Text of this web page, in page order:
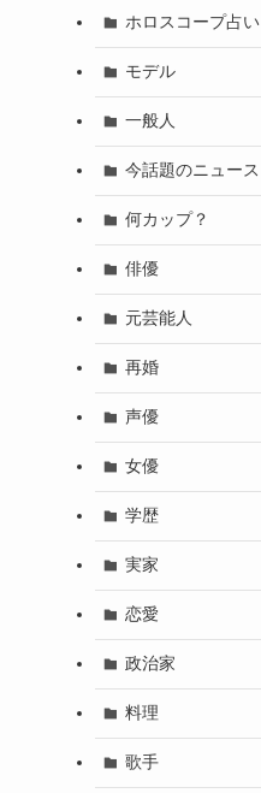
ホロスコープ占い
モデル
一般人
今話題のニュース
何カップ？
俳優
元芸能人
再婚
声優
女優
学歴
実家
恋愛
政治家
料理
歌手